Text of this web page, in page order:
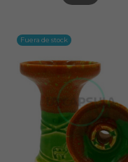
Fuera de stock